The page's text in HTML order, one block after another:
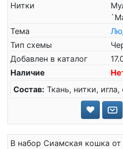
Нитки
Тема
Тип схемы
Добавлен в каталог
Наличие
Состав: Ткань, нитки,
В набор Сиамская кошка